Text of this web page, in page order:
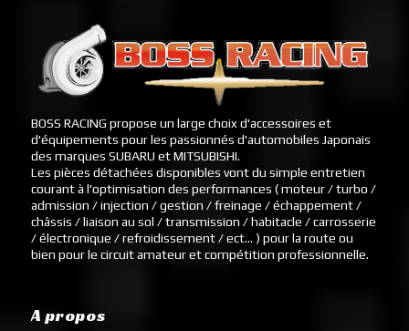
BOSS RACING propose un large choix d'accessoires et
d'équipements pour les passionnés d'automobiles Japonais
des marques SUBARU et MITSUBISHI.
Les pièces détachées disponibles vont du simple entretien
courant à l'optimisation des performances ( moteur / turbo /
admission / injection / gestion / freinage / échappement /
châssis / liaison au sol / transmission / habitacle / carrosserie
/ électronique / refroidissement / ect... ) pour la route ou
bien pour le circuit amateur et compétition professionnelle.
A propos